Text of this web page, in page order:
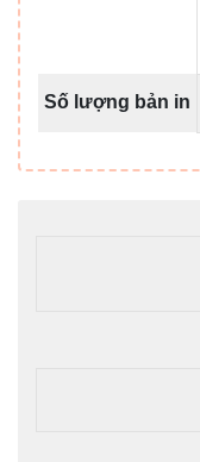
Số lượng bản in